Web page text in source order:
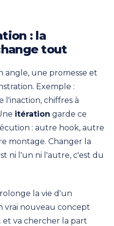
: la
tout
angle, une promesse et
Exemple :
l'inaction, chiffres à
itération garde ce
: autre hook, autre
montage. Changer la
ni l'un ni l'autre, c'est du
la vie d'un
vrai nouveau concept
va chercher la part